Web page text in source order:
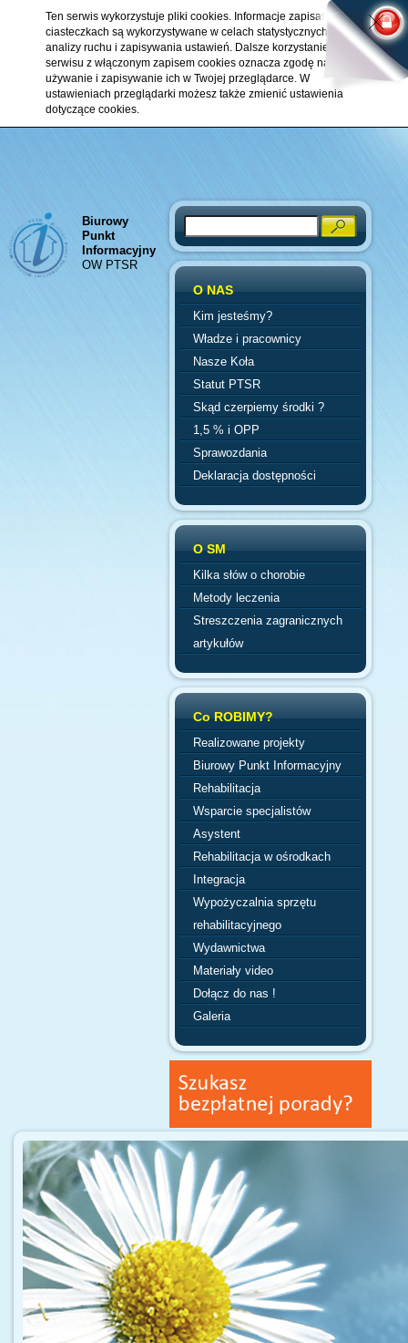
Ten serwis wykorzystuje pliki cookies. Informacje zapisane w
ciasteczkach są wykorzystywane w celach statystycznych,
analizy ruchu i zapisywania ustawień. Dalsze korzystanie z
serwisu z włączonym zapisem cookies oznacza zgodę na ich
używanie i zapisywanie ich w Twojej przeglądarce. W
ustawieniach przeglądarki możesz także zmienić ustawienia
dotyczące cookies.
Biurowy
Punkt
Informacyjny
OW PTSR
Search
O NAS
Kim jesteśmy?
Władze i pracownicy
Nasze Koła
Statut PTSR
Skąd czerpiemy środki ?
1,5 % i OPP
Sprawozdania
Deklaracja dostępności
O SM
Kilka słów o chorobie
Metody leczenia
Streszczenia zagranicznych
artykułów
Co ROBIMY?
Realizowane projekty
Biurowy Punkt Informacyjny
Rehabilitacja
Wsparcie specjalistów
Asystent
Rehabilitacja w ośrodkach
Integracja
Wypożyczalnia sprzętu
rehabilitacyjnego
Wydawnictwa
Materiały video
Dołącz do nas !
Galeria